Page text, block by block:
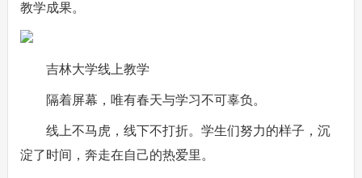
教学成果。
吉林大学线上教学
隔着屏幕，唯有春天与学习不可辜负。
线上不马虎，线下不打折。学生们努力的样子，沉
淀了时间，奔走在自己的热爱里。